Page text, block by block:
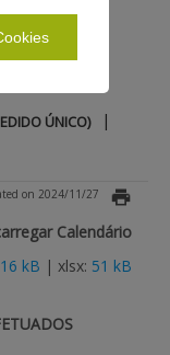
ÚNICO) |
on 2024/11/27
Calendário
16 kB | xlsx: 51 kB